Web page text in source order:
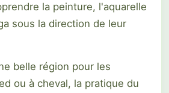
la peinture, l'aquarelle
sous la direction de leur
belle région pour les
ou à cheval, la pratique du